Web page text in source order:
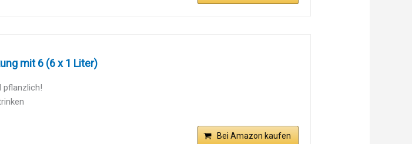
mit 6 (6 x 1 Liter)
pflanzlich!
Bei Amazon kaufen